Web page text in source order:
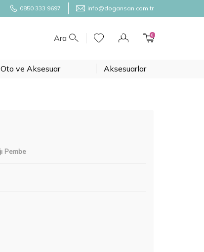
0850 333 9697 info@dogansan.com.tr
Ara 0
Oto ve Aksesuar Aksesuarlar
Pembe